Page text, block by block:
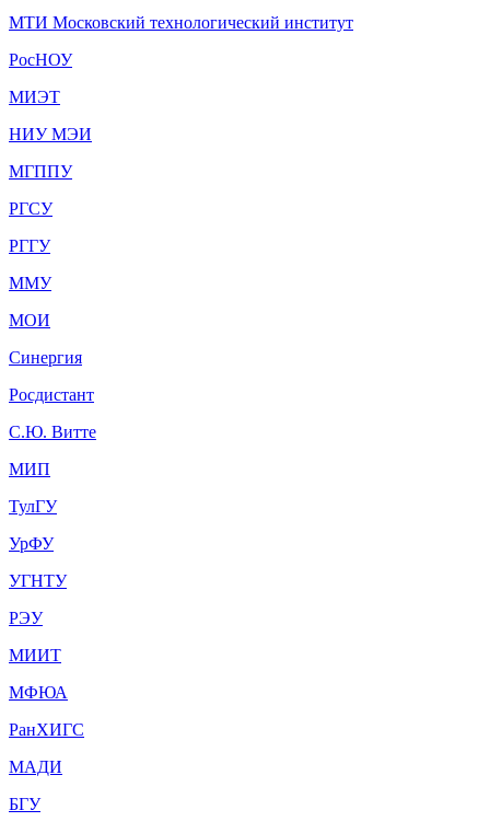
МТИ Московский технологический институт
РосНОУ
МИЭТ
НИУ МЭИ
МГППУ
РГСУ
РГГУ
ММУ
МОИ
Синергия
Росдистант
С.Ю. Витте
МИП
ТулГУ
УрФУ
УГНТУ
РЭУ
МИИТ
МФЮА
РанХИГС
МАДИ
БГУ